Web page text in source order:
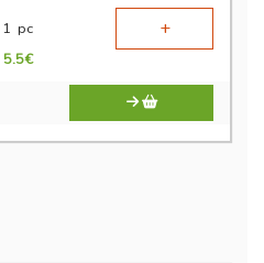
1 pc +
5.5€